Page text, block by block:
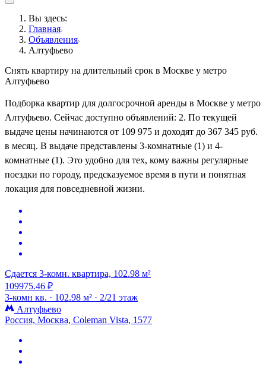
Вы здесь:
Главная
Объявления
Алтуфьево
Снять квартиру на длительный срок в Москве у метро
Алтуфьево
Подборка квартир для долгосрочной аренды в Москве у метро
Алтуфьево. Сейчас доступно объявлений: 2. По текущей
выдаче цены начинаются от 109 975 и доходят до 367 345 руб.
в месяц. В выдаче представлены 3-комнатные (1) и 4-
комнатные (1). Это удобно для тех, кому важны регулярные
поездки по городу, предсказуемое время в пути и понятная
локация для повседневной жизни.
Сдается 3-комн. квартира, 102.98 м²
109975.46 ₽
3-комн кв. · 102.98 м² · 2/21 этаж
Алтуфьево
Россия, Москва, Coleman Vista, 1577